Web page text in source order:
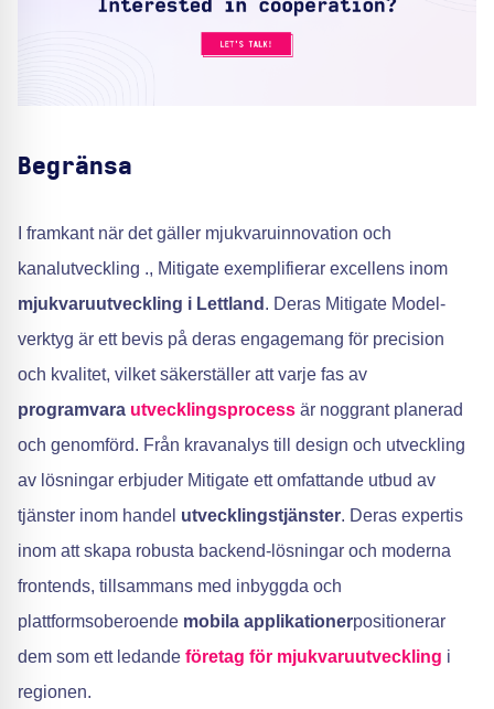
Begränsa
I framkant när det gäller mjukvaruinnovation och
kanalutveckling ., Mitigate exemplifierar excellens inom
mjukvaruutveckling i Lettland . Deras Mitigate Model-
verktyg är ett bevis på deras engagemang för precision
och kvalitet, vilket säkerställer att varje fas av
programvara utvecklingsprocess är noggrant planerad
och genomförd. Från kravanalys till design och utveckling
av lösningar erbjuder Mitigate ett omfattande utbud av
tjänster inom handel utvecklingstjänster. Deras expertis
inom att skapa robusta backend-lösningar och moderna
frontends, tillsammans med inbyggda och
plattformsoberoende mobila applikationerpositionerar
dem som ett ledande företag för mjukvaruutveckling i
regionen.